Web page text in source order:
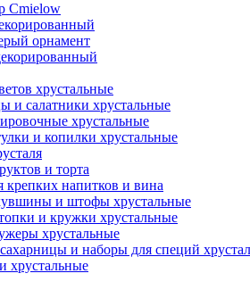
Сmielow
орнамент
хрустальные
и салатники хрустальные
хрустальные
и копилки хрустальные
и торта
крепких напитков и вина
и штофы хрустальные
и кружки хрустальные
хрустальные
и наборы для специй
хрустальные